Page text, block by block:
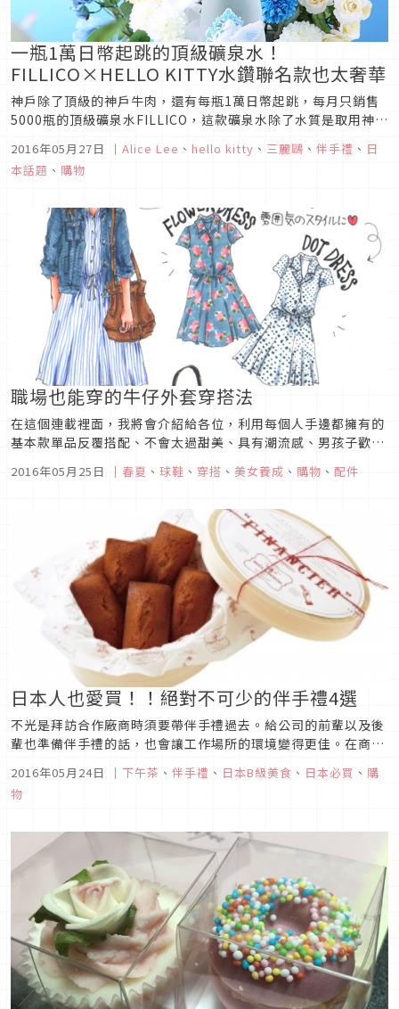
一瓶1萬日幣起跳的頂級礦泉水！
FILLICO×HELLO KITTY水鑽聯名款也太奢華
神戶除了頂級的神戶牛肉，還有每瓶1萬日幣起跳，每月只銷售
5000瓶的頂級礦泉水FILLICO，這款礦泉水除了水質是取用神戶
用了磨砂玻璃與大量的施華洛世奇水鑽，是一款兼具收藏價值的
頂級商品！
2016年05月27日 ｜ Alice Lee 、 hello kitty 、 三麗鷗 、 伴手禮 、 日
本話題 、 購物
職場也能穿的牛仔外套穿搭法
在這個連載裡面，我將會介紹給各位，利用每個人手邊都擁有的
基本款單品反覆搭配、不會太過甜美、具有潮流感、男孩子歡迎
度高到可說沒有單品是和它搭不起來的」之春季外衣・單寧外套
2016年05月25日 ｜ 春夏 、 球鞋 、 穿搭 、 美女養成 、 購物 、 配件
日本人也愛買！！絕對不可少的伴手禮4選
不光是拜訪合作廠商時須要帶伴手禮過去。給公司的前輩以及後
輩也準備伴手禮的話，也會讓工作場所的環境變得更佳。在商業
場合上說到伴手禮的話，常常想到的對象就是合作廠商。然而，
若為公司的前輩以及同事、後輩們也帶些伴手禮過去的話，既會
緩和氣氛，也往往可以讓之後的工作順利的進行。在此，就讓我
2016年05月24日 ｜ 下午茶 、 伴手禮 、 日本B級美食 、 日本必買 、 購
物